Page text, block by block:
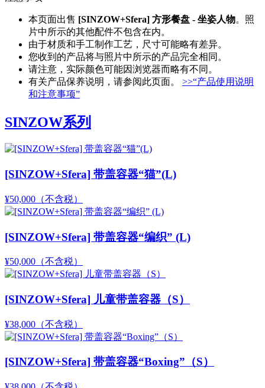
本页面出售 [SINZOW+Sfera] 方形餐盘 - 坐姿人物。照
片中所示的其他配件不包含在内。
由于材质和手工制作工艺，尺寸可能略有差异。
您收到的产品将与照片中所示的产品完全相同。
请注意，实际颜色可能因浏览器而略有不同。
有关产品保养说明，请参阅此页面。 >>“产品使用说明
和注意事项”
SINZOW系列
[SINZOW+Sfera] 带盖容器“猫”(L)
¥50,000 （不含税）
[SINZOW+Sfera] 带盖容器“编织” (L)
¥50,000 （不含税）
[SINZOW+Sfera] 儿童带盖容器（S）
¥38,000 （不含税）
[SINZOW+Sfera] 带盖容器“Boxing”（S）